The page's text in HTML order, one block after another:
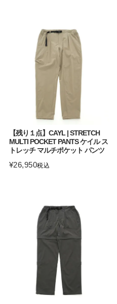
【残り１点】CAYL | STRETCH
MULTI POCKET PANTS ケイル ス
トレッチ マルチポケット パンツ
¥26,950税込